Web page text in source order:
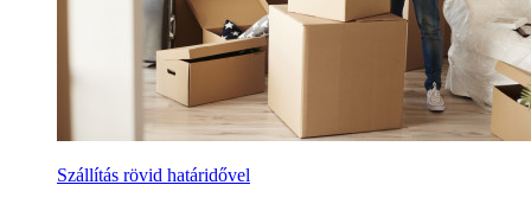
Szállítás rövid határidővel